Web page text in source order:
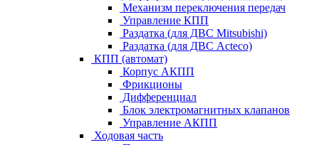
Механизм переключения передач
Управление КПП
Раздатка (для ДВС Mitsubishi)
Раздатка (для ДВС Acteco)
КПП (автомат)
Корпус АКПП
Фрикционы
Дифференциал
Блок электромагнитных клапанов
Управление АКПП
Ходовая часть